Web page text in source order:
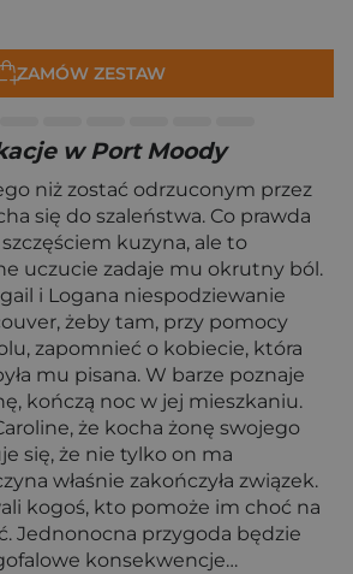
ZAMÓW ZESTAW
w Port Moody
niż zostać odrzuconym przez
się do szaleństwa. Co prawda
kuzyna, ale to
uczucie zadaje mu okrutny ból.
i Logana niespodziewanie
żeby tam, przy pomocy
zapomnieć o kobiecie, która
mu pisana. W barze poznaje
kończą noc w jej mieszkaniu.
że kocha żonę swojego
się, że nie tylko on ma
właśnie zakończyła związek.
kogoś, kto pomoże im choć na
Jednonocna przygoda będzie
konsekwencje…